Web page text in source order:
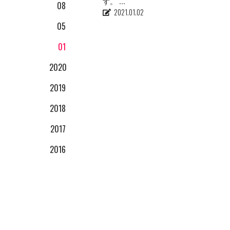
01
08
05
01
2020
12
10
08
06
2019
12
10
09
2018
12
10
2017
12
2016
2021.01.02